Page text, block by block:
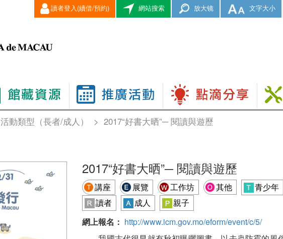
讀者登入(續借/預約) 網站搜索 放大镜 文字大小
活動類型（長者/成人） > 2017“好書大晒”─ 閱讀與遊歷
2017“好書大晒”─ 閱讀與遊歷
講座 展覽 工作坊 其他 青少年
讀者
成人
親子
網上報名： http://www.icm.gov.mo/eform/event/c/5/